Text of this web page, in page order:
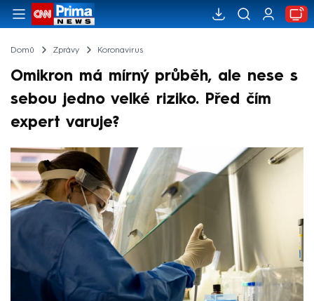
Domů Zprávy Koronavirus
Omikron má mírný průběh, ale nese s
sebou jedno velké riziko. Před čím
expert varuje?